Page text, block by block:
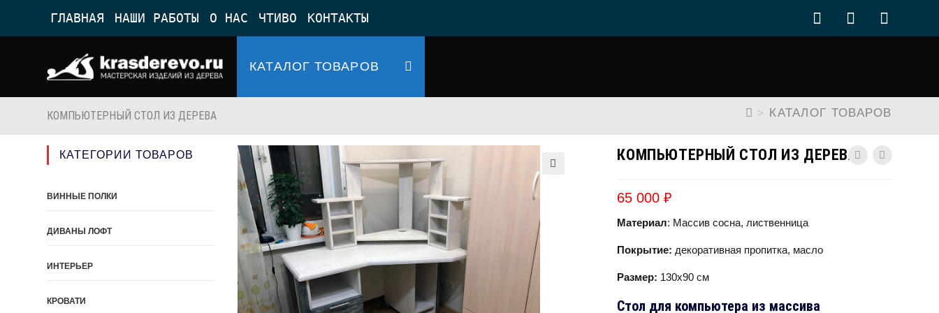
ГЛАВНАЯ НАШИ РАБОТЫ О НАС ЧТИВО КОНТАКТЫ
КАТАЛОГ ТОВАРОВ Переключить
веб-
сайту
КОМПЬЮТЕРНЫЙ СТОЛ ИЗ ДЕРЕВА > КАТАЛОГ ТОВАРОВ
КОМПЬЮТЕРНЫЙ СТОЛ ИЗ ДЕРЕВА
65 000₽
Материал: Массив сосна, лиственница
Покрытие: декоративная пропитка, масло
Размер: 130х90 см
Стол для компьютера из массива
КАТЕГОРИИ ТОВАРОВ
ВИННЫЕ ПОЛКИ
ДИВАНЫ ЛОФТ
ИНТЕРЬЕР
КРОВАТИ